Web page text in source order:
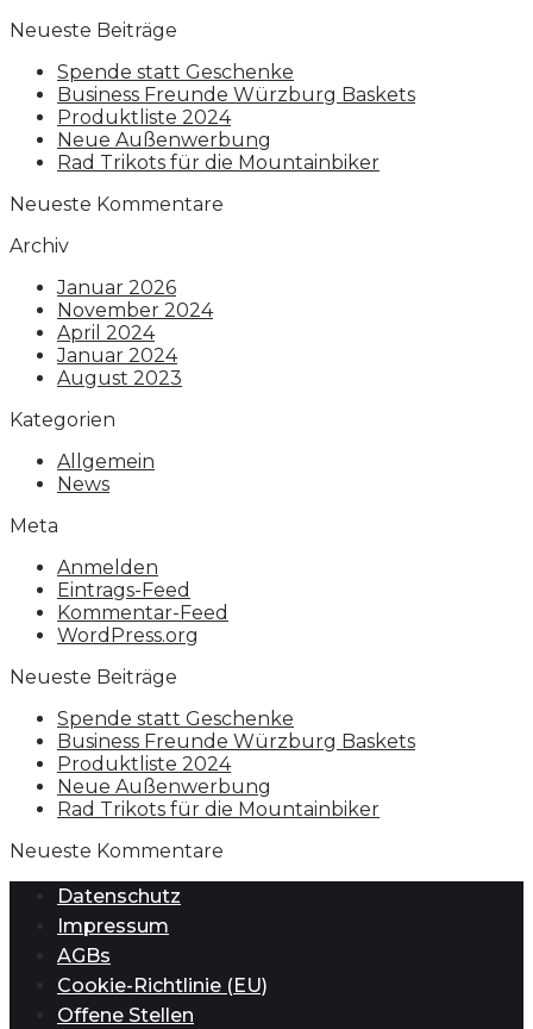
Neueste Beiträge
Spende statt Geschenke
Business Freunde Würzburg Baskets
Produktliste 2024
Neue Außenwerbung
Rad Trikots für die Mountainbiker
Neueste Kommentare
Archiv
Januar 2026
November 2024
April 2024
Januar 2024
August 2023
Kategorien
Allgemein
News
Meta
Anmelden
Eintrags-Feed
Kommentar-Feed
WordPress.org
Neueste Beiträge
Spende statt Geschenke
Business Freunde Würzburg Baskets
Produktliste 2024
Neue Außenwerbung
Rad Trikots für die Mountainbiker
Neueste Kommentare
Datenschutz
Impressum
AGBs
Cookie-Richtlinie (EU)
Offene Stellen